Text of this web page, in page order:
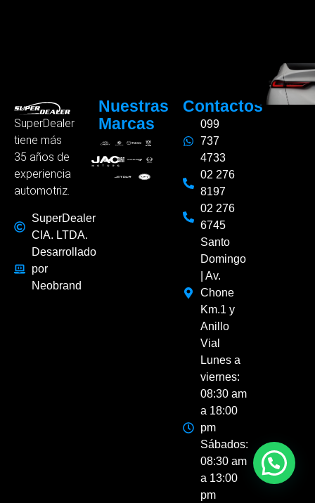
SuperDealer
tiene más
35 años de
experiencia
automotriz.
SuperDealer
CIA. LTDA.
Desarrollado
por
Neobrand
Nuestras
Marcas
Contactos
099
737
4733
02 276
8197
02 276
6745
Santo
Domingo
| Av.
Chone
Km.1 y
Anillo
Vial
Lunes a
viernes:
08:30 am
a 18:00
pm
Sábados:
08:30 am
a 13:00
pm